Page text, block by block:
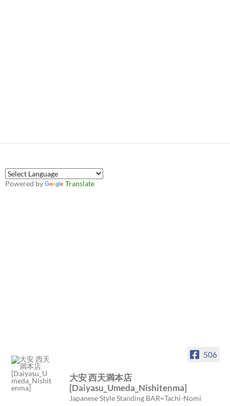
Powered by Translate
506
大安 西天満本店
[Daiyasu_Umeda_Nishitenma]
Japanese Style Standing BAR=Tachi-Nomi